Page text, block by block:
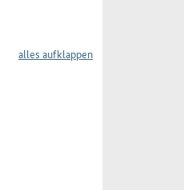
alles aufklappen